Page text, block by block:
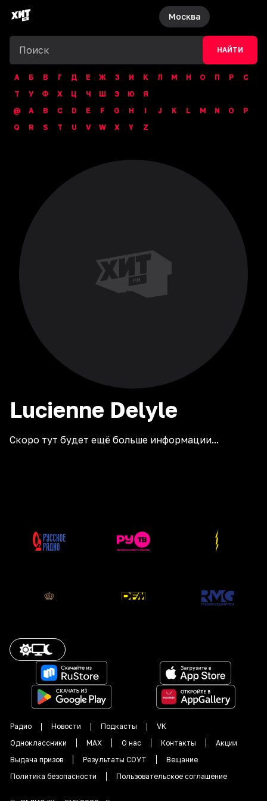
Москва
НАЙТИ
А Б В Г Д Е Ж З И К Л М Н О П Р
С
Т
У Ф Х Ц Ч Ш Э Ю
Я
@
A B C D E F G H I J K L M N O
P
Q
R S T U V W X Y Z
Lucienne Delyle
Скоро тут будет ещё больше информации...
Радио Новости Подкасты
VK
Одноклассники
MAX О нас Контакты
Акции
Выдача призов
Результаты СОУТ
Вещание
Политика безопасности
Пользовательское соглашение